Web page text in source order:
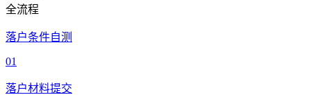
全流程
落户条件自测
01
落户材料提交